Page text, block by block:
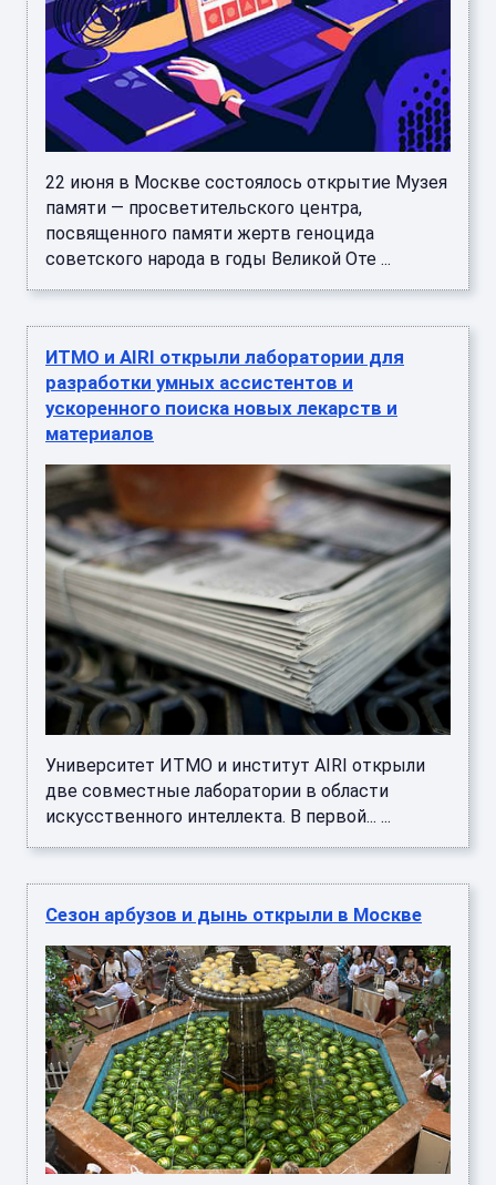
22 июня в Москве состоялось открытие Музея
памяти — просветительского центра,
посвященного памяти жертв геноцида
советского народа в годы Великой Оте ...
ИТМО и AIRI открыли лаборатории для
разработки умных ассистентов и
ускоренного поиска новых лекарств и
материалов
Университет ИТМО и институт AIRI открыли
две совместные лаборатории в области
искусственного интеллекта. В первой... ...
Сезон арбузов и дынь открыли в Москве